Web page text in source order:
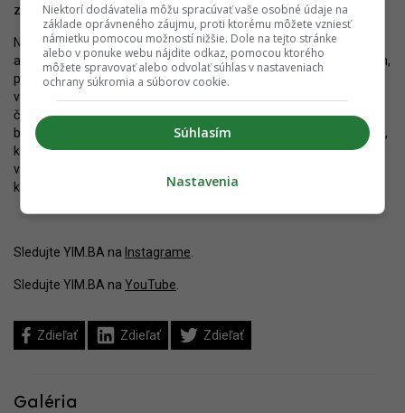
zároveň pripomienkou nekoncepčnosti jeho rozvoja.
Najlepšie by tak bolo, keby dielo Mareka Kvetána nikdy nevzniklo,
a ak áno, tak úplne inde. Nezdá sa, že by išlo o „site-specific“ návrh,
preto by nemal byť problém umiestniť ho aj v inej lokalite. Ak sa
však už vybuduje, ostáva dúfať len jediné – že raz bude mestskú
časť viesť niekto s citlivejším a koncepčnejším prístupom, kto sa
bude vyrovnane venovať celému Starému Mestu, nielen priestoru,
ktorý vidno z kancelárie. V takom prípade sa Hrob neznámeho
vojaka azda presunie na vhodné miesto a Bratislava a Slovensko
konečne získajú pietny pamätník s dôstojným okolím.
Sledujte YIM.BA na Instagrame
Sledujte YIM.BA na YouTube
Zdieľať Zdieľať Zdieľať
Galéria
Niektorí dodávatelia môžu spracúvať vaše osobné údaje na
základe oprávneného záujmu, proti ktorému môžete vzniesť
námietku pomocou možností nižšie. Dole na tejto stránke
alebo v ponuke webu nájdite odkaz, pomocou ktorého
môžete spravovať alebo odvolať súhlas v nastaveniach
ochrany súkromia a súborov cookie.
Súhlasím
Nastavenia